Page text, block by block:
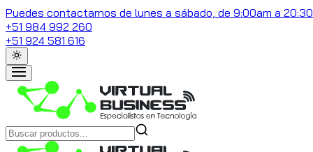
Puedes contactarnos de lunes a sábado, de 9:00am a
+51 984 992 260
+51 924 581 616